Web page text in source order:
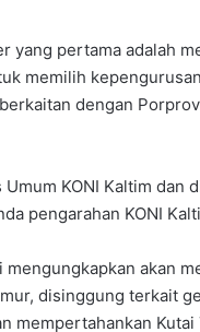
pertama adalah
memilih
dengan
KONI Kaltim dan
pengarahan KONI
akan
disinggung terkait
mempertahankan